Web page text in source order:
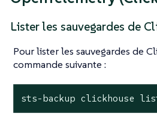
Lister les sauvegardes de
Pour lister les sauvegardes de
commande suivante :
sts-backup clickhouse list